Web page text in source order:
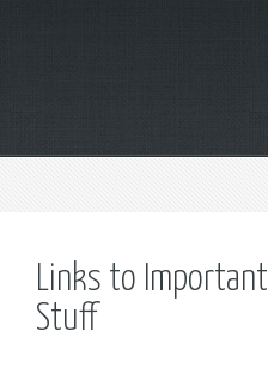
Links to Important
Stuff